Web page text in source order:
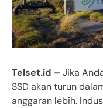
Telset.id – Jika
SSD akan turun
anggaran lebih.